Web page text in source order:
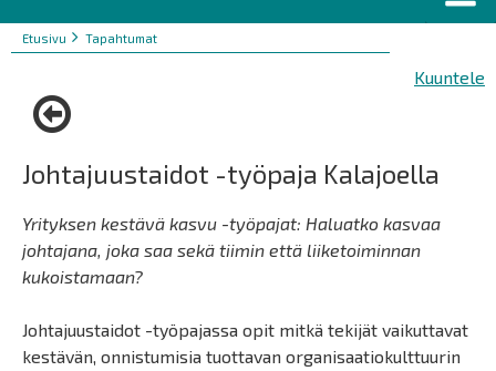
Murupolku
You
Etusivu Tapahtumat
Kuuntele
Johtajuustaidot -työpaja Kalajoella
Yrityksen kestävä kasvu -työpajat: Haluatko kasvaa
johtajana, joka saa sekä tiimin että liiketoiminnan
kukoistamaan?
Johtajuustaidot -työpajassa opit mitkä tekijät vaikuttavat
kestävän, onnistumisia tuottavan organisaatiokulttuurin